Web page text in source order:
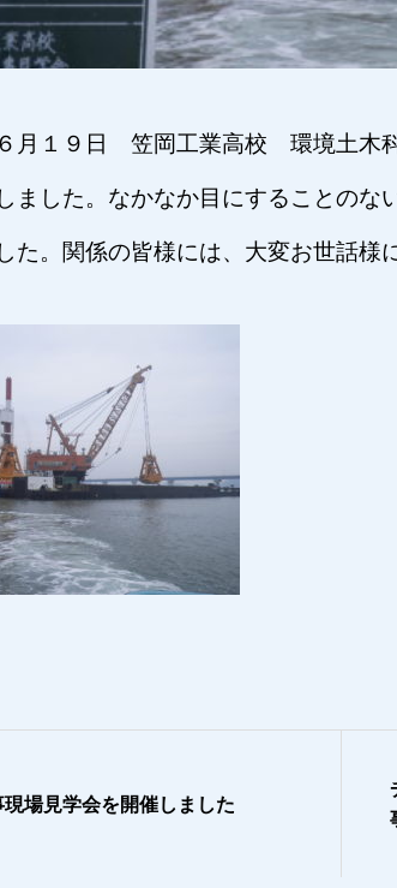
月１９日 笠岡工業高校 環境土木
ました。なかなか目にすることのな
た。関係の皆様には、大変お世話様
場見学会を開催しました